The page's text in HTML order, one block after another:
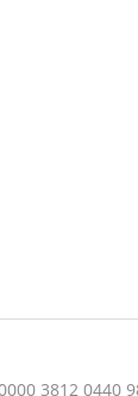
3812 0440